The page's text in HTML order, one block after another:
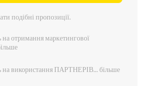
подібні пропозиції.
отримання маркетингової
на використання ПАРТНЕРІВ...більше